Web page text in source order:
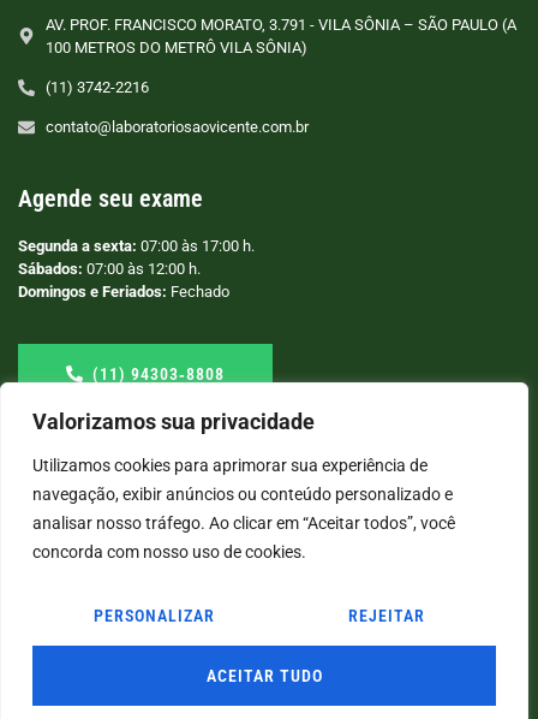
Valorizamos sua privacidade
Utilizamos cookies para aprimorar sua experiência de
navegação, exibir anúncios ou conteúdo personalizado e
analisar nosso tráfego. Ao clicar em “Aceitar todos”, você
concorda com nosso uso de cookies.
PERSONALIZAR REJEITAR
ACEITAR TUDO
AV. PROF. FRANCISCO MORATO, 3.791 - VILA SÔNIA – SÃO PAULO (A
100 METROS DO METRÔ VILA SÔNIA)
(11) 3742-2216
contato@laboratoriosaovicente.com.br
Agende seu exame
Segunda a sexta: 07:00 às 17:00 h.
Sábados: 07:00 às 12:00 h.
Domingos e Feriados: Fechado
(11) 94303‑8808
© COPYRIGHT2026→ LABORATÓRIO SÃO VICENTE → POR: CONEKI - SOLUÇÕES DIGITAIS |